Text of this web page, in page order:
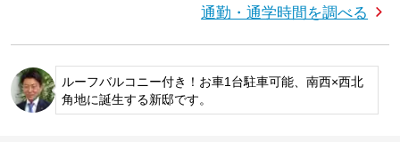
通勤・通学時間を調べる
ルーフバルコニー付き！お車1台駐車可能、南西×西北
角地に誕生する新邸です。